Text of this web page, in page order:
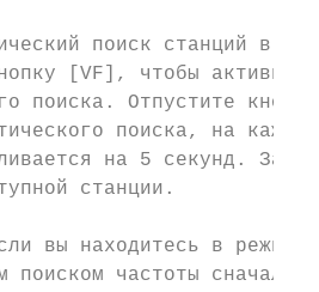
поиск станций в
[VF], чтобы
поиска. Отпустите
поиска, на
на 5 секунд.
станции.
вы находитесь в режиме
поиском частоты сначала